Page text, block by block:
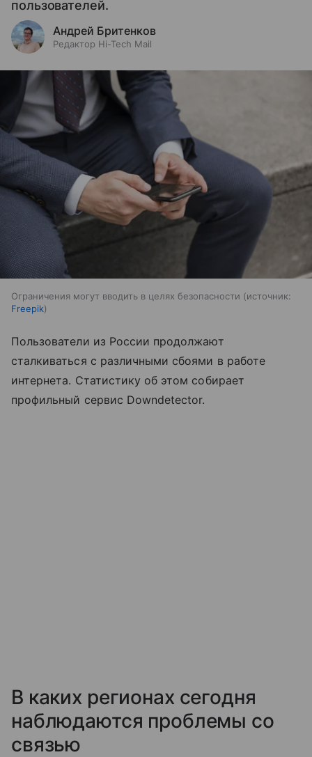
пользователей.
Андрей Бритенков
Редактор Hi-Tech Mail
Ограничения могут вводить в целях безопасности
источник:
Freepik
Пользователи из России продолжают
сталкиваться с различными сбоями в работе
интернета. Статистику об этом собирает
профильный сервис Downdetector.
В каких регионах сегодня
наблюдаются проблемы со
связью